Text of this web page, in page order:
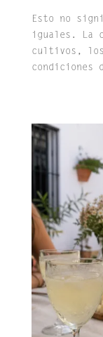
Esto no
iguales. La
cultivos,
condiciones